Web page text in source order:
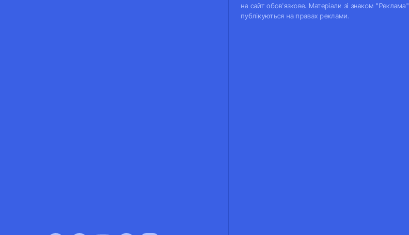
на сайт обов'язкове. Матеріали зі знаком "Реклама"
публікуються на правах реклами.